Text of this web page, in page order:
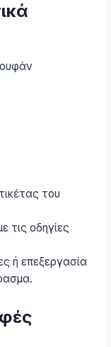
του
τις οδηγίες
ή επεξεργασία